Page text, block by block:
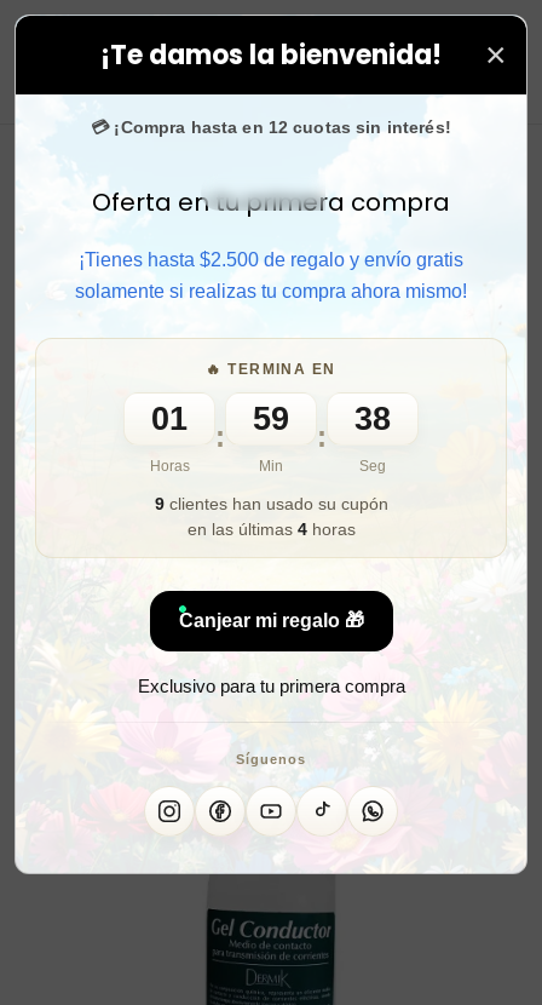
¡Te damos la bienvenida! ×
💳 ¡Compra hasta en 12 cuotas sin interés!
Activar sonido
Oferta en tu primera compra
¡Tienes hasta $2.500 de regalo y envío gratis
solamente si realizas tu compra ahora mismo!
🔥 TERMINA EN
01
Horas
: 59
Min
: 36
Seg
9clientes han usado su cupón
en las últimas 4horas
Canjear mi regalo 🎁
Exclusivo para tu primera compra
Síguenos
tus compras. ⚡ Compra rápido y aprovecha. 💙